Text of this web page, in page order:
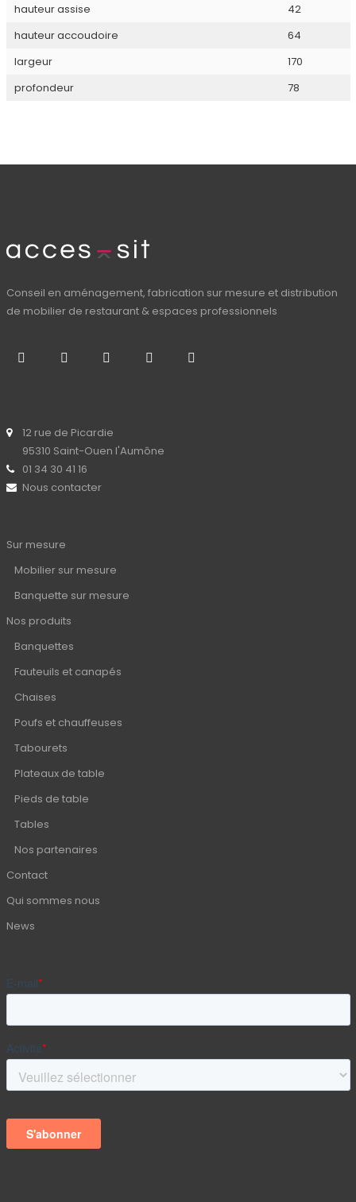
hauteur assise
42
hauteur accoudoire
64
largeur
170
profondeur
78
Conseil en aménagement, fabrication sur mesure et distribution
de mobilier de restaurant & espaces professionnels
12 rue de Picardie
95310 Saint-Ouen l'Aumône
01 34 30 41 16
Nous contacter
Sur mesure
Mobilier sur mesure
Banquette sur mesure
Nos produits
Banquettes
Fauteuils et canapés
Chaises
Poufs et chauffeuses
Tabourets
Plateaux de table
Pieds de table
Tables
Nos partenaires
Contact
Qui sommes nous
News